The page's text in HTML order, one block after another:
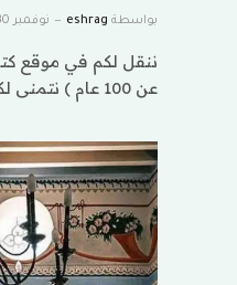
بواسطة eshrag نوفمبر 30, 2023
ننقل لكم في موقع
عن 100 عام ) نتمنى لكم الفائدة…